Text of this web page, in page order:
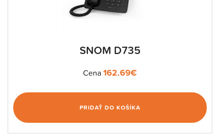
SNOM D735
Cena162.69€
PRIDAŤ DO KOŠÍKA